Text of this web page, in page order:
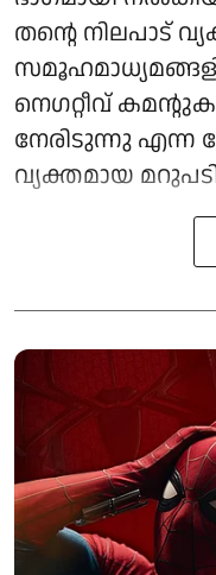
തന്റെ നിലപാട്
നെഗറ്റീവ്
നേരിടുന്നു എന്ന
വ്യക്തമായ